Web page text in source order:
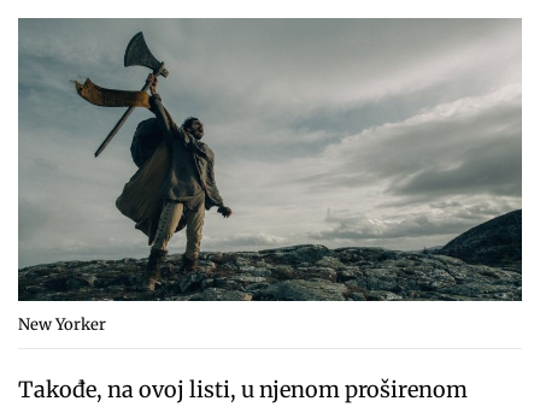
New Yorker
Takođe, na ovoj listi, u njenom proširenom